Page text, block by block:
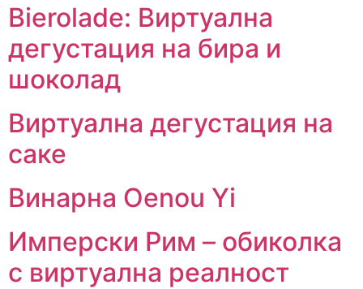
Bierolade: Виртуална
дегустация на бира и
шоколад
Виртуална дегустация на
саке
Винарна Oenou Yi
Имперски Рим – обиколка
с виртуална реалност